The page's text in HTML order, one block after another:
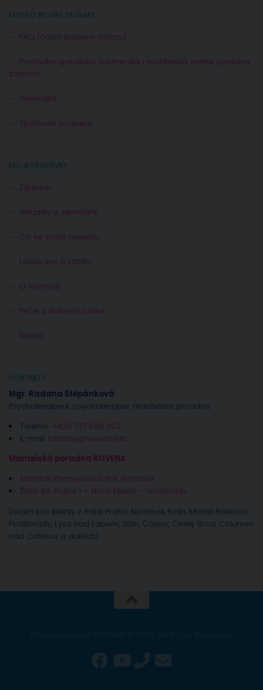
MOHLO BY VÁS ZAJÍMAT
FAQ (často kladené dotazy)
Psychoterapeutická, partnerská i manželská online poradna
zdarma
Semináře
Sportovní terapeut
MOJE PŘÍSPĚVKY
Žárlivost
Aktuality a semináře
Co se jinam nevešlo
Láska, sex a vztahy
O výchově
Péče o duševní zdraví
Řešíte
KONTAKTY
Mgr. Radana Štěpánková
Psychoterapeut, psychoterapie, manželská poradna
Telefon: +420 777 588 352
E-mail: radana@rovena.info
Manželská poradna ROVENA
Náměstí Přemyslovců 169, Nymburk
Žitná 49, Praha 1 – Nové Město — Vinohrady
(nejen pro klienty z měst Praha, Nymburk, Kolín, Mladá Boleslav,
Poděbrady, Lysá nad Labem, Jíčín, Čáslav, Český Brod, Chlumec
nad Cidlinou a dalších)